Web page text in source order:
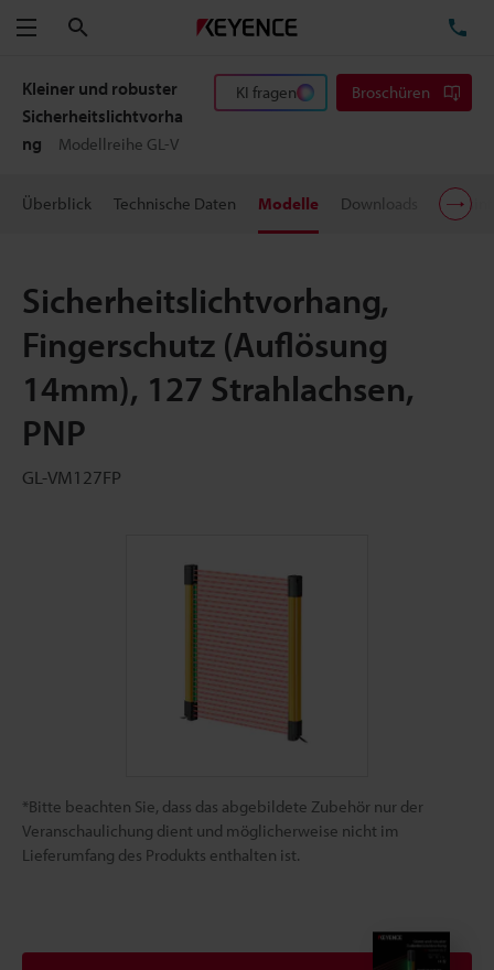
Menü
Kleiner und robuster
Sicherheitslichtvorha
ng
Modellreihe GL-V
KI fragen Broschüren
Überblick Technische Daten Modelle Downloads
Sicherheitslichtvorhang,
Fingerschutz (Auflösung
14mm), 127 Strahlachsen,
PNP
GL-VM127FP
*Bitte beachten Sie, dass das abgebildete Zubehör nur der
Veranschaulichung dient und möglicherweise nicht im
Lieferumfang des Produkts enthalten ist.